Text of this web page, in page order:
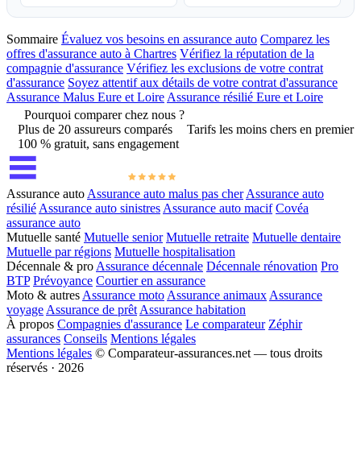
Sommaire Évaluez vos besoins en assurance auto Comparez les
offres d'assurance auto à Chartres Vérifiez la réputation de la
compagnie d'assurance Vérifiez les exclusions de votre contrat
d'assurance Soyez attentif aux détails de votre contrat d'assurance
Assurance Malus Eure et Loire Assurance résilié Eure et Loire
Pourquoi comparer chez nous ?
Plus de 20 assureurs comparés
Tarifs les moins chers en premier
100 % gratuit, sans engagement
Assurance auto Assurance auto malus pas cher Assurance auto
résilié Assurance auto sinistres Assurance auto macif Covéa
assurance auto
Mutuelle santé Mutuelle senior Mutuelle retraite Mutuelle dentaire
Mutuelle par régions Mutuelle hospitalisation
Décennale & pro Assurance décennale Décennale rénovation Pro
BTP Prévoyance Courtier en assurance
Moto & autres Assurance moto Assurance animaux Assurance
voyage Assurance de prêt Assurance habitation
À propos Compagnies d'assurance Le comparateur Zéphir
assurances Conseils Mentions légales
Mentions légales © Comparateur-assurances.net — tous droits
réservés · 2026